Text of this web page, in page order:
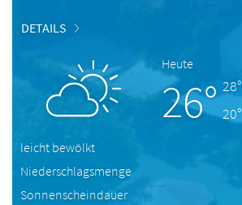
DETAILS
Heute
26° 28°
20°
leicht bewölkt
Niederschlagsmenge
Sonnenscheindauer